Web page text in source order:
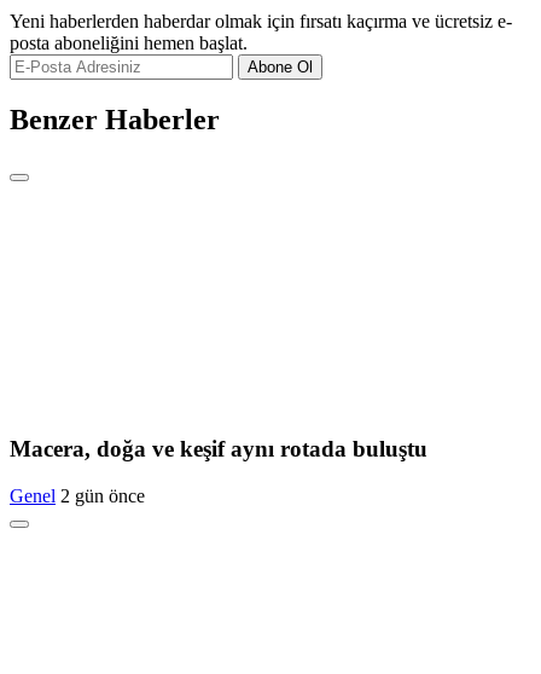
Yeni haberlerden haberdar olmak için fırsatı kaçırma ve ücretsiz e-
posta aboneliğini hemen başlat.
Abone Ol
Benzer Haberler
Macera, doğa ve keşif aynı rotada buluştu
Genel 2 gün önce